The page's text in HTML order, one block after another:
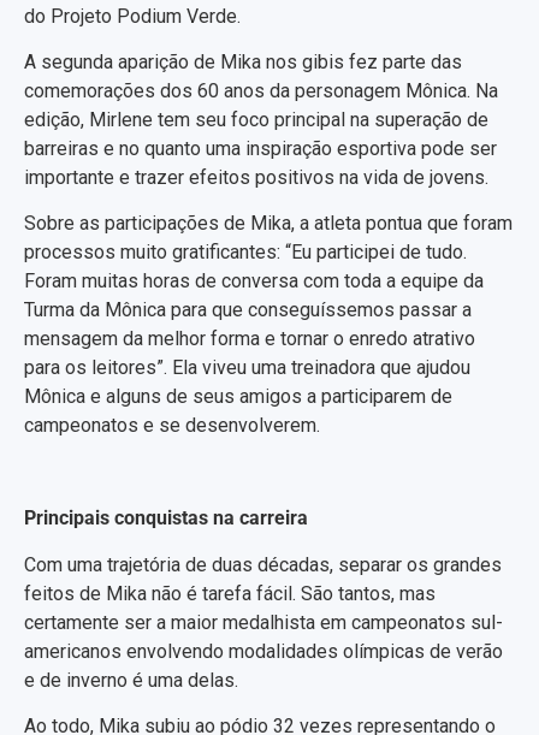
do Projeto Podium Verde.
A segunda aparição de Mika nos gibis fez parte das
comemorações dos 60 anos da personagem Mônica. Na
edição, Mirlene tem seu foco principal na superação de
barreiras e no quanto uma inspiração esportiva pode ser
importante e trazer efeitos positivos na vida de jovens.
Sobre as participações de Mika, a atleta pontua que foram
processos muito gratificantes: “Eu participei de tudo.
Foram muitas horas de conversa com toda a equipe da
Turma da Mônica para que conseguíssemos passar a
mensagem da melhor forma e tornar o enredo atrativo
para os leitores”. Ela viveu uma treinadora que ajudou
Mônica e alguns de seus amigos a participarem de
campeonatos e se desenvolverem.
Principais conquistas na carreira
Com uma trajetória de duas décadas, separar os grandes
feitos de Mika não é tarefa fácil. São tantos, mas
certamente ser a maior medalhista em campeonatos sul-
americanos envolvendo modalidades olímpicas de verão
e de inverno é uma delas.
Ao todo, Mika subiu ao pódio 32 vezes representando o